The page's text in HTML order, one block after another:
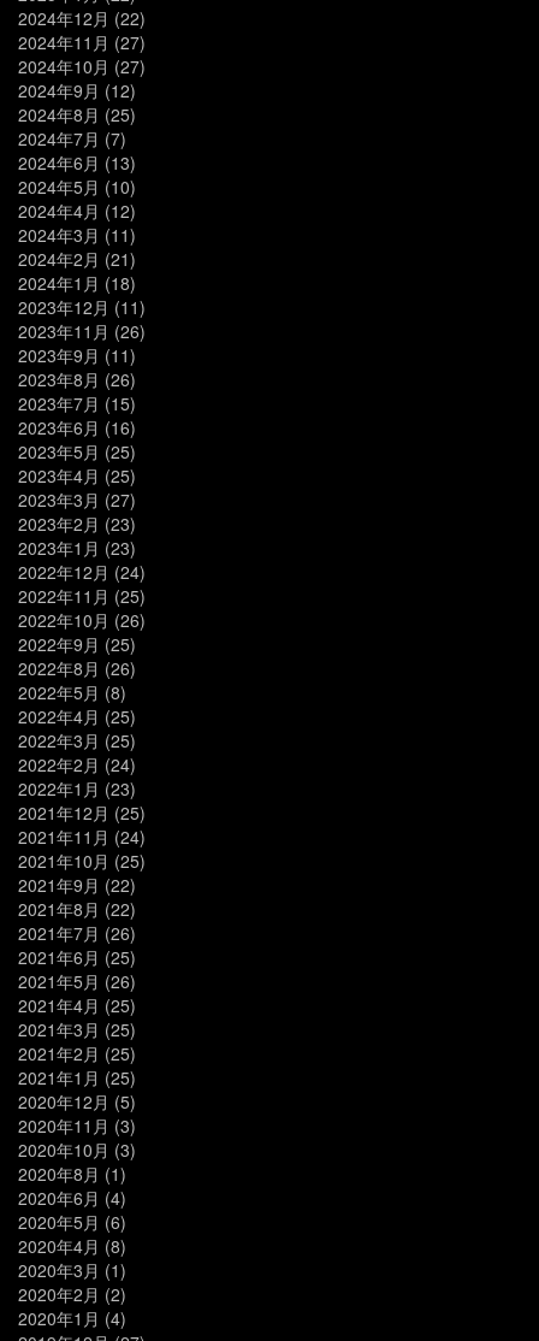
2024年12月 (22)
2024年11月 (27)
2024年10月 (27)
2024年9月 (12)
2024年8月 (25)
2024年7月 (7)
2024年6月 (13)
2024年5月 (10)
2024年4月 (12)
2024年3月 (11)
2024年2月 (21)
2024年1月 (18)
2023年12月 (11)
2023年11月 (26)
2023年9月 (11)
2023年8月 (26)
2023年7月 (15)
2023年6月 (16)
2023年5月 (25)
2023年4月 (25)
2023年3月 (27)
2023年2月 (23)
2023年1月 (23)
2022年12月 (24)
2022年11月 (25)
2022年10月 (26)
2022年9月 (25)
2022年8月 (26)
2022年5月 (8)
2022年4月 (25)
2022年3月 (25)
2022年2月 (24)
2022年1月 (23)
2021年12月 (25)
2021年11月 (24)
2021年10月 (25)
2021年9月 (22)
2021年8月 (22)
2021年7月 (26)
2021年6月 (25)
2021年5月 (26)
2021年4月 (25)
2021年3月 (25)
2021年2月 (25)
2021年1月 (25)
2020年12月 (5)
2020年11月 (3)
2020年10月 (3)
2020年8月 (1)
2020年6月 (4)
2020年5月 (6)
2020年4月 (8)
2020年3月 (1)
2020年2月 (2)
2020年1月 (4)